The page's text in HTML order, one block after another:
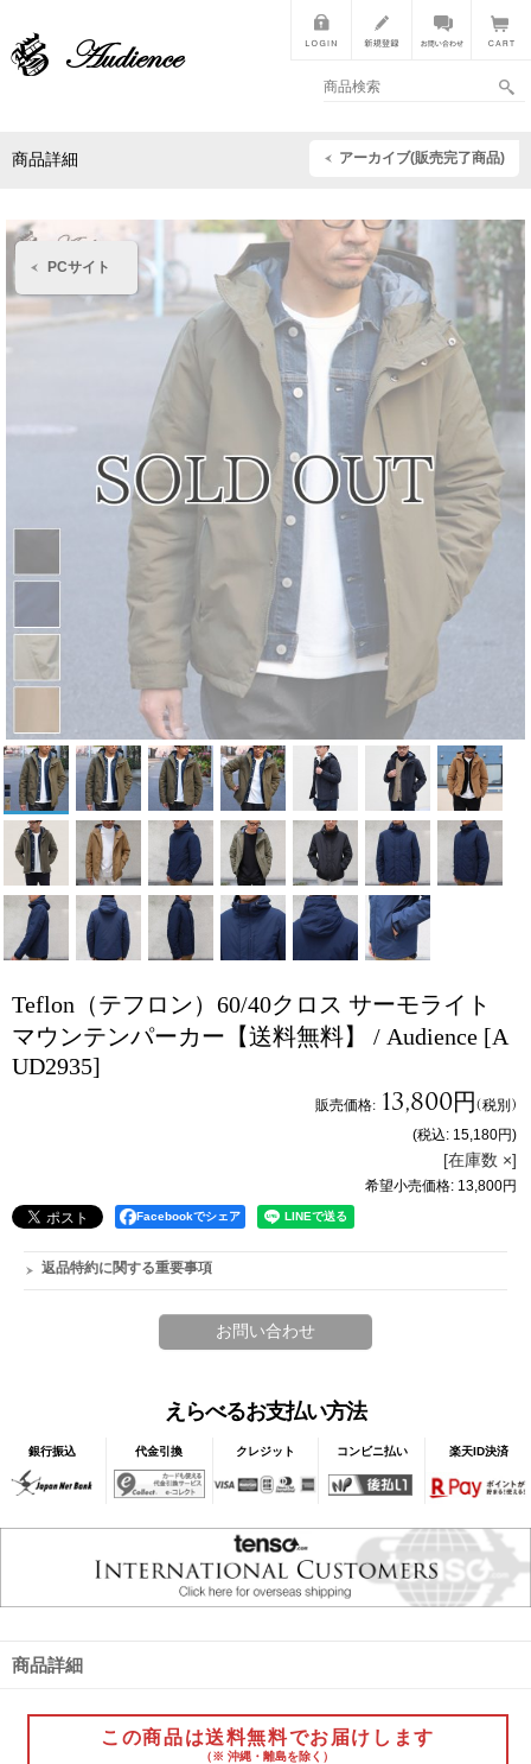
PCサイト
商品詳細 アーカイブ(販売完了商品)
Teflon（テフロン）60/40クロス サーモライト
マウンテンパーカー【送料無料】 / Audience [A
UD2935]
販売価格: 13,800円(税別)
(税込: 15,180円)
[在庫数 ×]
希望小売価格: 13,800円
Facebookでシェア
返品特約に関する重要事項
えらべるお支払い方法
銀行振込 代金引換 クレジット コンビニ払い 楽天ID決済
商品詳細
この商品は送料無料でお届けします
（※ 沖縄・離島を除く）